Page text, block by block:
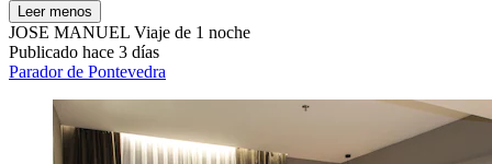
Leer menos
JOSE MANUEL Viaje de 1 noche
Publicado hace 3 días
Parador de Pontevedra